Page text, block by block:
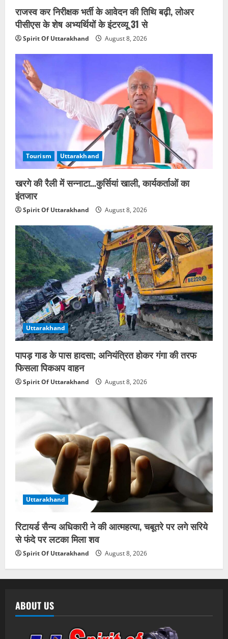
राजस्व कर निरीक्षक भर्ती के आवेदन की तिथि बढ़ी, लोअर
पीसीएस के शेष अभ्यर्थियों के इंटरव्यू 31 से
Spirit Of Uttarakhand August 8, 2026
Tourism Uttarakhand
खरगे की रैली में सन्नाटा…कुर्सियां खाली, कार्यकर्ताओं का
इंतजार
Spirit Of Uttarakhand August 8, 2026
Uttarakhand
पापड़ गाड के पास हादसा; अनियंत्रित होकर गंगा की तरफ
फिसला पिकअप वाहन
Spirit Of Uttarakhand August 8, 2026
Uttarakhand
रिटायर्ड सैन्य अधिकारी ने की आत्महत्या, चबूतरे पर लगे सरिये
से फंदे पर लटका मिला शव
Spirit Of Uttarakhand August 8, 2026
ABOUT US